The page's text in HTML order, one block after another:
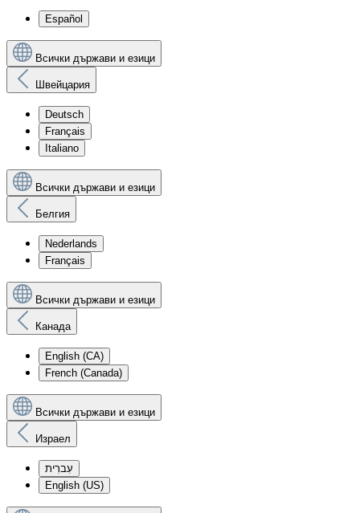
Español
Всички държави и езици
Швейцария
Deutsch
Français
Italiano
Всички държави и езици
Белгия
Nederlands
Français
Всички държави и езици
Канада
English (CA)
French (Canada)
Всички държави и езици
Израел
עִברִית
English (US)